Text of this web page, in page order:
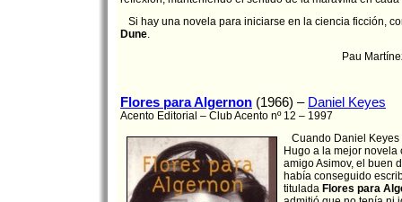
Si hay una novela para iniciarse en la ciencia ficción,
Dune.
Pau
Flores para Algernon (1966) – Daniel Keyes
Acento Editorial – Club Acento nº 12 – 1997
Cuando Daniel Keyes
Hugo a la mejor novela
amigo Asimov, el buen
había conseguido
titulada Flores para